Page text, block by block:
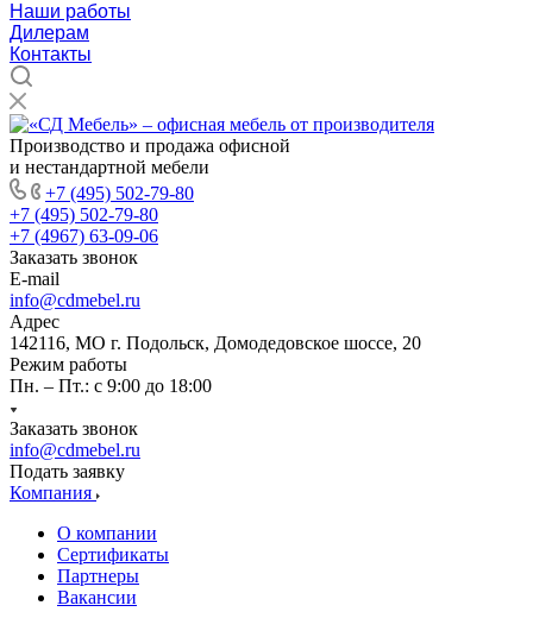
Наши работы
Дилерам
Контакты
Производство и продажа офисной
и нестандартной мебели
+7 (495) 502-79-80
+7 (495) 502-79-80
+7 (4967) 63-09-06
Заказать звонок
E-mail
info@cdmebel.ru
Адрес
142116, МО г. Подольск, Домодедовское шоссе, 20
Режим работы
Пн. – Пт.: с 9:00 до 18:00
Заказать звонок
info@cdmebel.ru
Подать заявку
Компания
О компании
Сертификаты
Партнеры
Вакансии